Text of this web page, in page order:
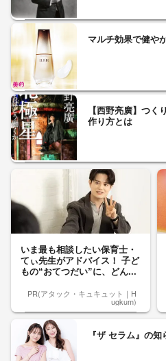
マルチ効果で健や
【西野亮廣】つく
作り方とは
いま最も相談したい保育士・
てぃ先生がアドバイス！ 子ど
もの“おてつだい”に、どん...
PR(アタック・キュキュット｜H
ugkum)
『ザ セラム』の